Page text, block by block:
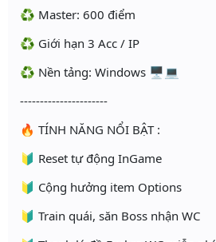
♻️ Master: 600 điểm
♻️ Giới hạn 3 Acc / IP
♻️ Nền tảng: Windows 🖥💻
----------------------
🔥 TÍNH NĂNG NỔI BẬT :
🔰 Reset tự động InGame
🔰 Cộng hưởng item Options
🔰 Train quái, săn Boss nhận WC